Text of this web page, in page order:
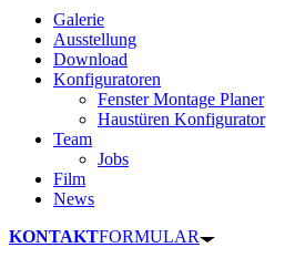
Galerie
Ausstellung
Download
Konfiguratoren
Fenster Montage Planer
Haustüren Konfigurator
Team
Jobs
Film
News
KONTAKTFORMULAR